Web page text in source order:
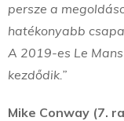
persze a
hatékonyabb
A 2019-es Le
kezdődik.”
Mike Conway (7.